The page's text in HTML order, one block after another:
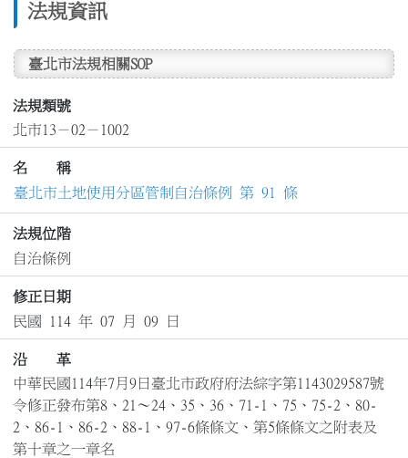
法規資訊
臺北市法規相關SOP
法規類號
北市13－02－1002
名 稱
臺北市土地使用分區管制自治條例 第 91 條
法規位階
自治條例
修正日期
民國 114 年 07 月 09 日
沿 革
中華民國114年7月9日臺北市政府府法綜字第1143029587號
令修正發布第8、21～24、35、36、71-1、75、75-2、80-
2、86-1、86-2、88-1、97-6條條文、第5條條文之附表及
第十章之一章名